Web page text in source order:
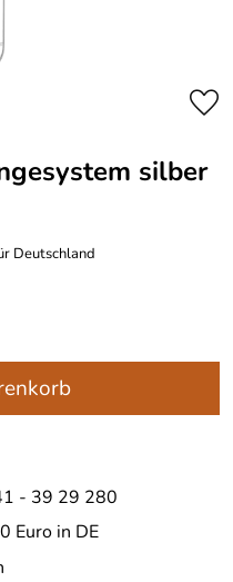
silber
Deutschland
- 39 29 280
Euro in DE